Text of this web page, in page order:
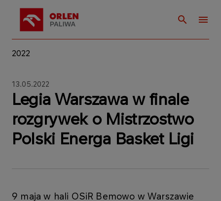
2022
13.05.2022
Legia Warszawa w finale
rozgrywek o Mistrzostwo
Polski Energa Basket Ligi
9 maja w hali OSiR Bemowo w Warszawie